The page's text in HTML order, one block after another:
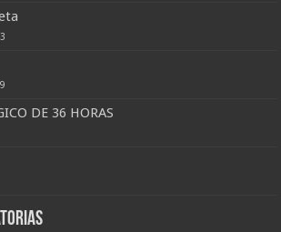
DE 36 HORAS